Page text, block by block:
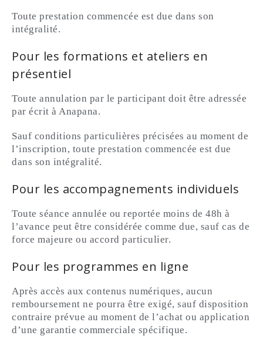
Toute prestation commencée est due dans son
intégralité.
Pour les formations et ateliers en
présentiel
Toute annulation par le participant doit être adressée
par écrit à Anapana.
Sauf conditions particulières précisées au moment de
l’inscription, toute prestation commencée est due
dans son intégralité.
Pour les accompagnements individuels
Toute séance annulée ou reportée moins de 48h à
l’avance peut être considérée comme due, sauf cas de
force majeure ou accord particulier.
Pour les programmes en ligne
Après accès aux contenus numériques, aucun
remboursement ne pourra être exigé, sauf disposition
contraire prévue au moment de l’achat ou application
d’une garantie commerciale spécifique.